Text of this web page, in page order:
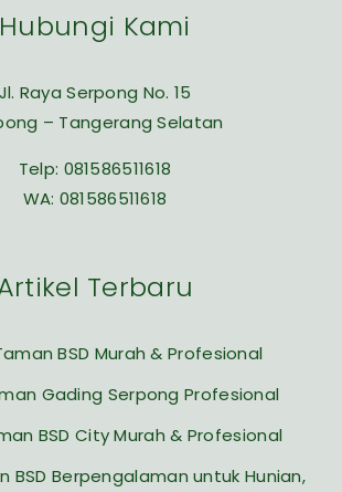
Hubungi Kami
Jl. Raya Serpong No. 15
– Tangerang Selatan
Telp: 081586511618
WA: 081586511618
Terbaru
BSD Murah & Profesional
Gading Serpong Profesional
BSD City Murah & Profesional
BSD Berpengalaman untuk Hunian,